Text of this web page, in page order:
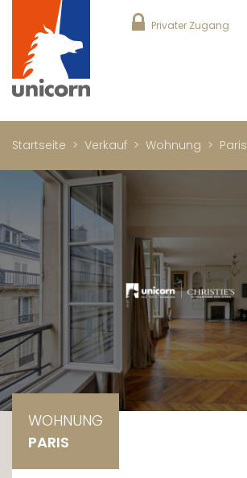
Privater Zugang
Startseite Verkauf Wohnung Paris
WOHNUNG
PARIS